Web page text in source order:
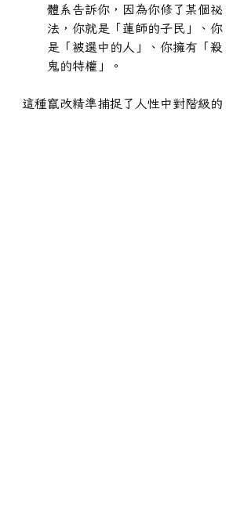
體系告訴你，因為你修了某個祕
法，你就是「蓮師的子民」、你
是「被選中的人」、你擁有「殺
鬼的特權」。
這種竄改精準捕捉了人性中對階級的